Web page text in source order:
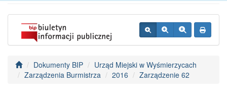
Dokumenty BIP
Urząd Miejski w Wyśmierzycach
Zarządzenia Burmistrza
2016 Zarządzenie 62